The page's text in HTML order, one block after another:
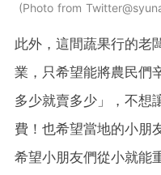
Photo from
此外，這間蔬果行的老
業，只希望能將農民們
多少就賣多少」，不想
費！也希望當地的小朋
希望小朋友們從小就能